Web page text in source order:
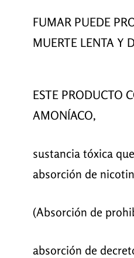
FUMAR PUEDE
MUERTE LENTA Y
ESTE PRODUCTO
AMONÍACO,
sustancia tóxica
absorción de
(Absorción de
absorción de